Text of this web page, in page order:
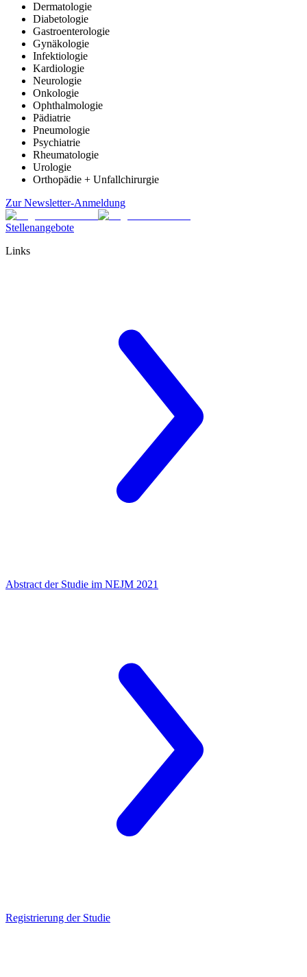
Dermatologie
Diabetologie
Gastroenterologie
Gynäkologie
Infektiologie
Kardiologie
Neurologie
Onkologie
Ophthalmologie
Pädiatrie
Pneumologie
Psychiatrie
Rheumatologie
Urologie
Orthopädie + Unfallchirurgie
Zur Newsletter-Anmeldung
Stellenangebote
Links
Abstract der Studie im NEJM 2021
Registrierung der Studie